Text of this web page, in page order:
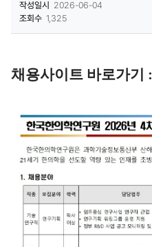
작성일시
2026-06-04
조회수 1,325
채 용사이트 바로가기 :